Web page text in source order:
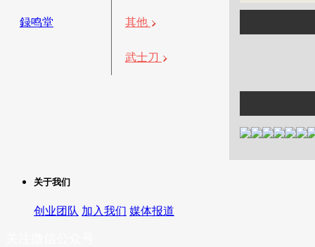
録鸣堂 其他
武士刀
关于我们
创业团队 加入我们 媒体报道